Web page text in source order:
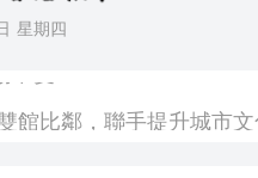
星期四
奇蹟 科技美術雙館比鄰，聯手提升城